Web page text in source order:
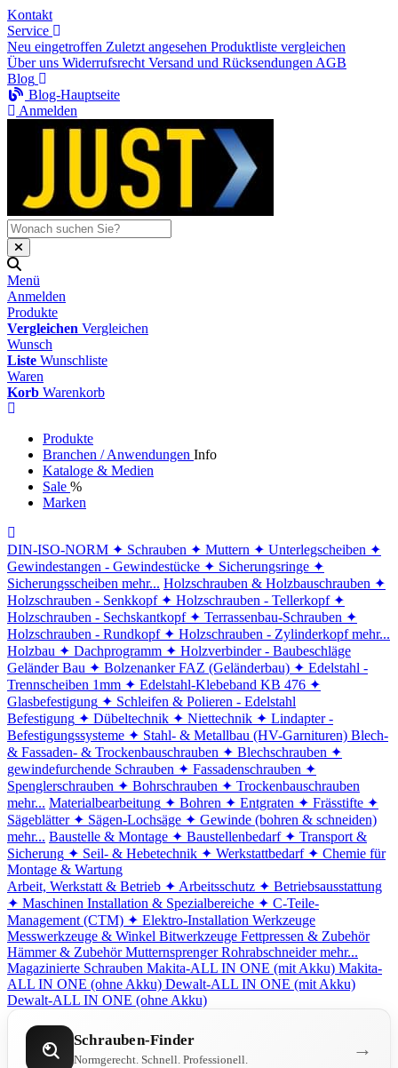
Kontakt
Service
Neu eingetroffen Zuletzt angesehen Produktliste vergleichen
Über uns Widerrufsrecht Versand und Rücksendungen AGB
Blog
Blog-Hauptseite
Anmelden
Menü
Anmelden
Produkte
Vergleichen Vergleichen
Wunsch
Liste Wunschliste
Waren
Korb Warenkorb
Produkte
Branchen / Anwendungen Info
Kataloge & Medien
Sale %
Marken
DIN-ISO-NORM ✦ Schrauben ✦ Muttern ✦ Unterlegscheiben ✦
Gewindestangen - Gewindestücke ✦ Sicherungsringe ✦
Sicherungsscheiben mehr... Holzschrauben & Holzbauschrauben ✦
Holzschrauben - Senkkopf ✦ Holzschrauben - Tellerkopf ✦
Holzschrauben - Sechskantkopf ✦ Terrassenbau-Schrauben ✦
Holzschrauben - Rundkopf ✦ Holzschrauben - Zylinderkopf mehr...
Holzbau ✦ Dachprogramm ✦ Holzverbinder - Baubeschläge
Geländer Bau ✦ Bolzenanker FAZ (Geländerbau) ✦ Edelstahl -
Trennscheiben 1mm ✦ Edelstahl-Klebeband KB 476 ✦
Glasbefestigung ✦ Schleifen & Polieren - Edelstahl
Befestigung ✦ Dübeltechnik ✦ Niettechnik ✦ Lindapter -
Befestigungssysteme ✦ Stahl- & Metallbau (HV-Garnituren) Blech-
& Fassaden- & Trockenbauschrauben ✦ Blechschrauben ✦
gewindefurchende Schrauben ✦ Fassadenschrauben ✦
Spenglerschrauben ✦ Bohrschrauben ✦ Trockenbauschrauben
mehr... Materialbearbeitung ✦ Bohren ✦ Entgraten ✦ Frässtifte ✦
Sägeblätter ✦ Sägen-Lochsäge ✦ Gewinde (bohren & schneiden)
mehr... Baustelle & Montage ✦ Baustellenbedarf ✦ Transport &
Sicherung ✦ Seil- & Hebetechnik ✦ Werkstattbedarf ✦ Chemie für
Montage & Wartung
Arbeit, Werkstatt & Betrieb ✦ Arbeitsschutz ✦ Betriebsausstattung
✦ Maschinen Installation & Spezialbereiche ✦ C-Teile-
Management (CTM) ✦ Elektro-Installation Werkzeuge
Messwerkzeuge & Winkel Bitwerkzeuge Fettpressen & Zubehör
Hämmer & Zubehör Mutternsprenger Rohrabschneider mehr...
Magazinierte Schrauben Makita-ALL IN ONE (mit Akku) Makita-
ALL IN ONE (ohne Akku) Dewalt-ALL IN ONE (mit Akku)
Dewalt-ALL IN ONE (ohne Akku)
Schrauben-Finder
Normgerecht. Schnell. Professionell. →